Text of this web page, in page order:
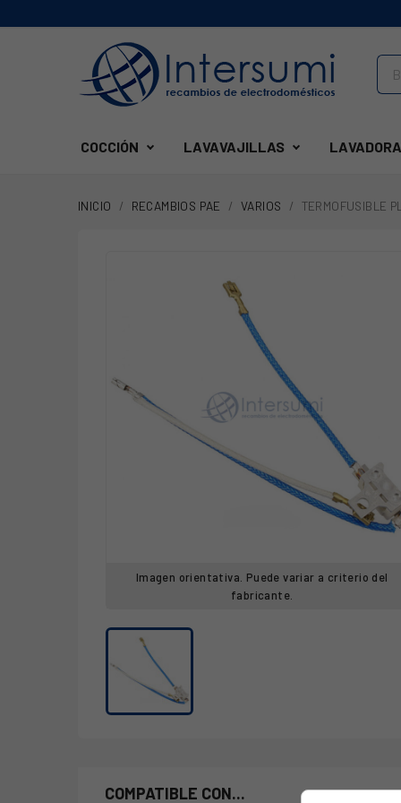
COCCIÓN LAVAVAJILLAS
INICIO RECAMBIOS PAE VARIOS TERMOFUSIBLE
Imagen orientativa. Puede variar a criterio del
fabricante.
COMPATIBLE CON...